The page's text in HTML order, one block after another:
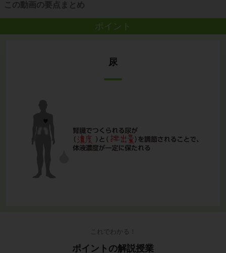
この動画の要点まとめ
ポイント
尿
これでわかる！
ポイントの解説授業